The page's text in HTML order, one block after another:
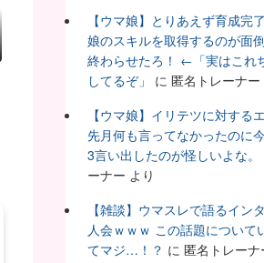
【ウマ娘】とりあえず育成完
娘のスキルを取得するのが面
終わらせたろ！ ←「実はこれ
してるぞ」
に 匿名トレーナー
【ウマ娘】イリテツに対する
先月何も言ってなかったのに
3言い出したのが怪しいよな。
ーナー より
【雑談】ウマスレで語るイン
人会ｗｗｗ この話題について
てマジ…！？ に 匿名トレーナ